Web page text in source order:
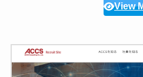
View